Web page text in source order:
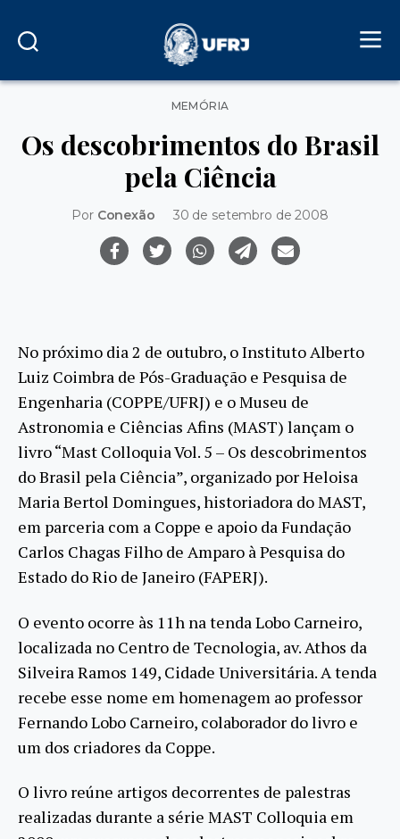
Categorias
MEMÓRIA
Os descobrimentos do Brasil
pela Ciência
Por Conexão 30 de setembro de 2008
No próximo dia 2 de outubro, o Instituto Alberto
Luiz Coimbra de Pós-Graduação e Pesquisa de
Engenharia (COPPE/UFRJ) e o Museu de
Astronomia e Ciências Afins (MAST) lançam o
livro “Mast Colloquia Vol. 5 – Os descobrimentos
do Brasil pela Ciência”, organizado por Heloisa
Maria Bertol Domingues, historiadora do MAST,
em parceria com a Coppe e apoio da Fundação
Carlos Chagas Filho de Amparo à Pesquisa do
Estado do Rio de Janeiro (FAPERJ).
O evento ocorre às 11h na tenda Lobo Carneiro,
localizada no Centro de Tecnologia, av. Athos da
Silveira Ramos 149, Cidade Universitária. A tenda
recebe esse nome em homenagem ao professor
Fernando Lobo Carneiro, colaborador do livro e
um dos criadores da Coppe.
O livro reúne artigos decorrentes de palestras
realizadas durante a série MAST Colloquia em